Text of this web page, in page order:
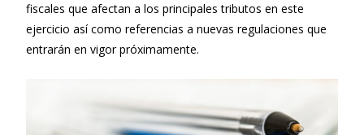
fiscales que afectan a los principales tributos en este
ejercicio así como referencias a nuevas regulaciones que
entrarán en vigor próximamente.